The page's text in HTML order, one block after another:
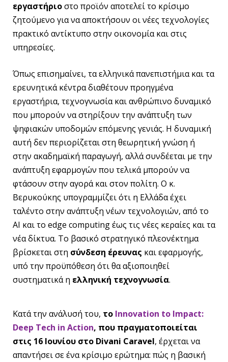
εργαστήριοστο προϊόν αποτελεί το κρίσιμο
ζητούμενο για να αποκτήσουν οι νέες τεχνολογίες
πρακτικό αντίκτυπο στην οικονομία και στις
υπηρεσίες.
Όπως επισημαίνει, τα ελληνικά πανεπιστήμια και τα
ερευνητικά κέντρα διαθέτουν προηγμένα
εργαστήρια, τεχνογνωσία και ανθρώπινο δυναμικό
που μπορούν να στηρίξουν την ανάπτυξη των
ψηφιακών υποδομών επόμενης γενιάς. Η δυναμική
αυτή δεν περιορίζεται στη θεωρητική γνώση ή
στην ακαδημαϊκή παραγωγή, αλλά συνδέεται με την
ανάπτυξη εφαρμογών που τελικά μπορούν να
φτάσουν στην αγορά και στον πολίτη. Ο κ.
Βερυκούκης υπογραμμίζει ότι η Ελλάδα έχει
ταλέντο στην ανάπτυξη νέων τεχνολογιών, από το
AI και το edge computing έως τις νέες κεραίες και τα
νέα δίκτυα. Το βασικό στρατηγικό πλεονέκτημα
βρίσκεται στη σύνδεση έρευνας και εφαρμογής,
υπό την προϋπόθεση ότι θα αξιοποιηθεί
συστηματικά η ελληνική τεχνογνωσία.
Κατά την ανάλυσή του, το Innovation to Impact:
Deep Tech in Action, που πραγματοποιείται
στις 16 Ιουνίου στο Divani Caravel, έρχεται να
απαντήσει σε ένα κρίσιμο ερώτημα: πώς η βασική